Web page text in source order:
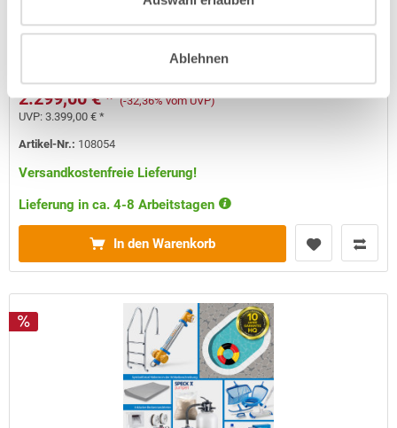
Ablehnen
2.299,00 € * (-32,36% vom UVP)
UVP:3.399,00 € *
Artikel-Nr.: 108054
Versandkostenfreie Lieferung!
Lieferung in ca. 4-8 Arbeitstagen
In den Warenkorb